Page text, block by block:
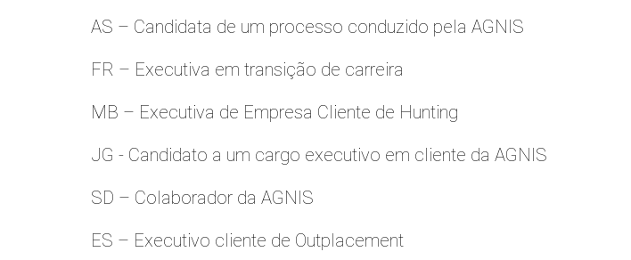
AS – Candidata de um processo conduzido pela AGNIS
FR – Executiva em transição de carreira
MB – Executiva de Empresa Cliente de Hunting
JG - Candidato a um cargo executivo em cliente da AGNIS
SD – Colaborador da AGNIS
ES – Executivo cliente de Outplacement